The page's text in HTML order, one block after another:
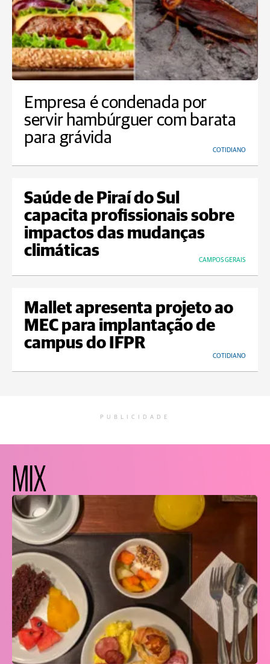
Empresa é condenada por
servir hambúrguer com barata
para grávida
COTIDIANO
Saúde de Piraí do Sul
capacita profissionais sobre
impactos das mudanças
climáticas
CAMPOS GERAIS
Mallet apresenta projeto ao
MEC para implantação de
campus do IFPR
COTIDIANO
PUBLICIDADE
MIX